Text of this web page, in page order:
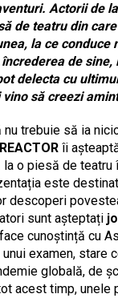
Actorii de la
de teatru din
la ce conduce
de sine,
delecta cu
să creezi
nu trebuie să ia
îi
o piesă de teatru
este
descoperi
sunt așteptați
cunoștință cu
examen, stare
globală, de
acest timp, unele